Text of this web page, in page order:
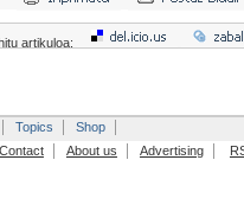
artikuloa:
Topics
Shop
Contact About us Advertising